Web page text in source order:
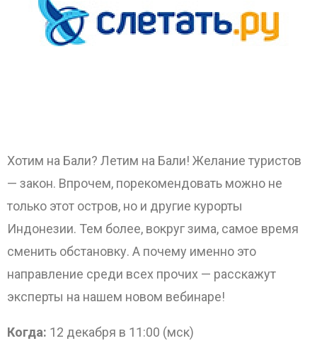
Хотим на Бали? Летим на Бали! Желание туристов
— закон. Впрочем, порекомендовать можно не
только этот остров, но и другие курорты
Индонезии. Тем более, вокруг зима, самое время
сменить обстановку. А почему именно это
направление среди всех прочих — расскажут
эксперты на нашем новом вебинаре!
Когда: 12 декабря в 11:00 (мск)
ОТПРАВИТЬ